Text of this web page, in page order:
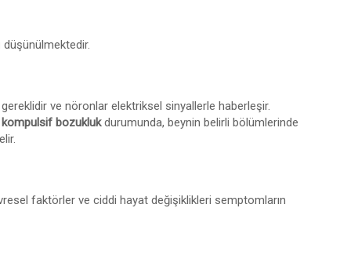
ve nöronlar elektriksel sinyallerle haberleşir.
bozuklukdurumunda, beynin belirli bölümlerinde
faktörler ve ciddi hayat değişiklikleri semptomların